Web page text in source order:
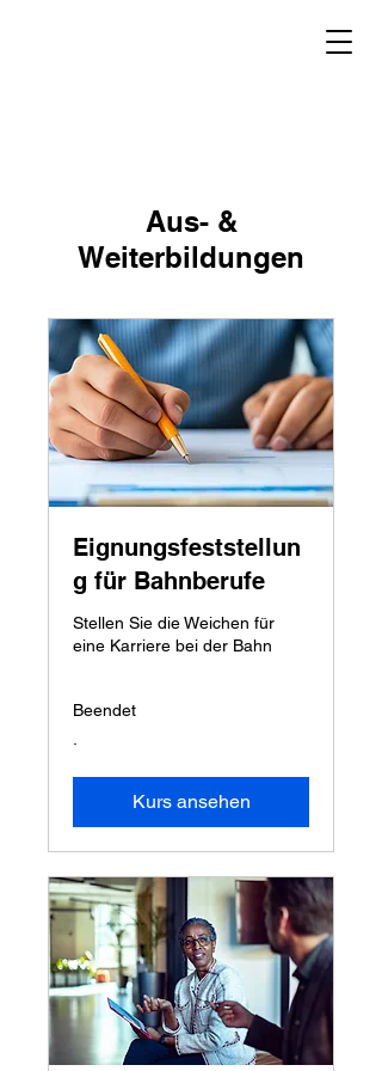
Aus- &
Weiterbildungen
Eignungsfeststellun
g für Bahnberufe
Stellen Sie die Weichen für
eine Karriere bei der Bahn
Beendet
Kurs ansehen